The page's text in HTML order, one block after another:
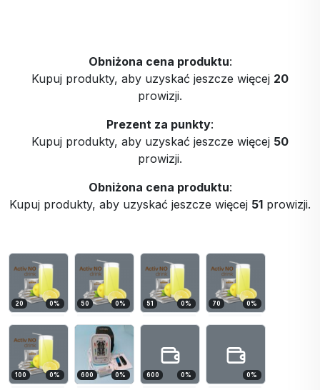
Obniżona cena produktu:
Kupuj produkty, aby uzyskać jeszcze więcej 20
prowizji.
Prezent za punkty:
Kupuj produkty, aby uzyskać jeszcze więcej 50
prowizji.
Obniżona cena produktu:
Kupuj produkty, aby uzyskać jeszcze więcej 51 prowizji.
20 0% 50 0% 51 0% 70 0%
100 0% 600 0% 600 0% 0%